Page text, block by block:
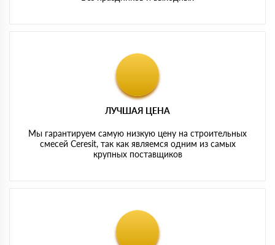
ЛУЧШАЯ ЦЕНА
Мы гарантируем самую низкую цену на строительных
смесей Ceresit, так как являемся одним из самых
крупных поставщиков